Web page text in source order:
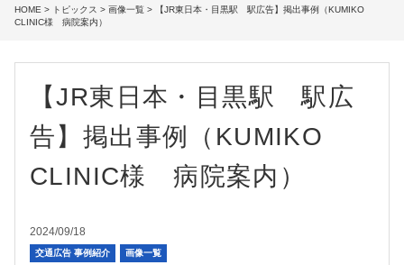
HOME > トピックス > 画像一覧 > 【JR東日本・目黒駅 駅広告】掲出事例（KUMIKO
CLINIC様 病院案内）
【JR東日本・目黒駅 駅広
告】掲出事例（KUMIKO
CLINIC様 病院案内）
2024/09/18
交通広告 事例紹介 画像一覧